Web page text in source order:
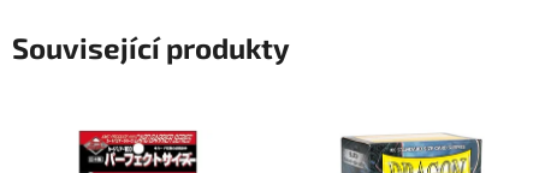
Související produkty